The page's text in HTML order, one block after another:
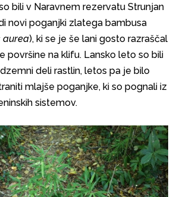
bili v Naravnem rezervatu Strunjan
novi poganjki zlatega bambusa
aurea), ki se je še lani gosto razraščal
površine na klifu. Lansko leto so bili
deli rastlin, letos pa je bilo
mlajše poganjke, ki so pognali iz
sistemov.